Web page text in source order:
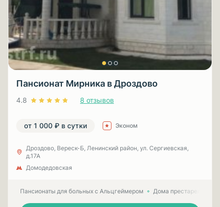
Пансионат Мирника в Дроздово
4.8 8 отзывов
от 1 000 ₽ в сутки Эконом
Дроздово, Вереск-Б, Ленинский район, ул. Сергиевская,
д.17А
Домодедовская
Пансионаты для больных с Альцгеймером Дома престарелых